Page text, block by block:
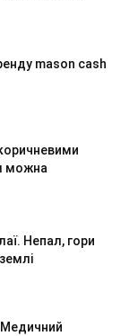
mason cash
можна
Непал, гори
Медичний